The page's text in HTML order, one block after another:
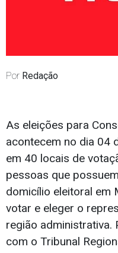
Por Redação
As eleições para
acontecem no dia 04
em 40 locais de
pessoas que
domicílio eleitoral em
votar e eleger o
região administrativa.
com o Tribunal